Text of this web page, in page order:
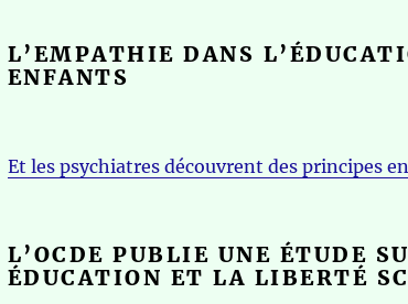
L’EMPATHIE DANS
ENFANTS
Et les psychiatres découvrent des principes
L’OCDE PUBLIE UNE ÉTUDE
ÉDUCATION ET LA LIBERTÉ